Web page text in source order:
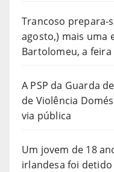
Trancoso prepara-
agosto,) mais uma
Bartolomeu, a
A PSP da Guarda
de Violência
via pública
Um jovem de 18
irlandesa foi detido